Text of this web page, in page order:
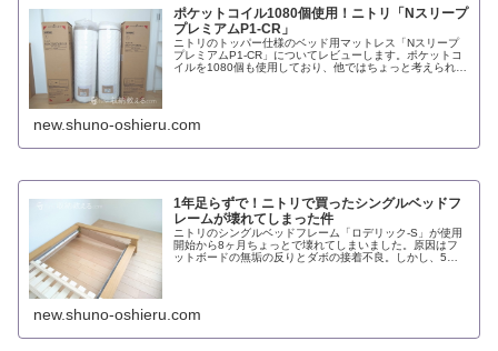
ポケットコイル1080個使用！ニトリ「Nスリープ
プレミアムP1-CR」
ニトリのトッパー仕様のベッド用マットレス「Nスリープ
プレミアムP1-CR」についてレビューします。ポケットコ
イルを1080個も使用しており、他ではちょっと考えられな
new.shuno-oshieru.com
1年足らずで！ニトリで買ったシングルベッドフ
レームが壊れてしまった件
ニトリのシングルベッドフレーム「ロデリック-S」が使用
開始から8ヶ月ちょっとで壊れてしまいました。原因はフ
ットボードの無垢の反りとダボの接着不良。しかし、5年
new.shuno-oshieru.com